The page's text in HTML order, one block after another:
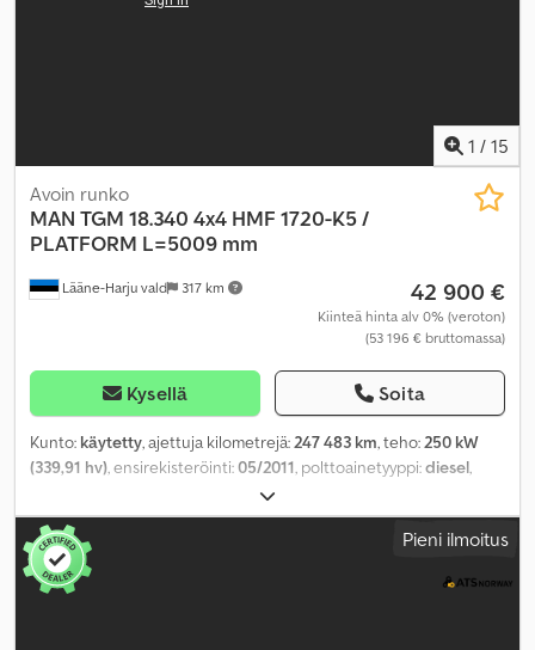
1 / 15
Lääne-Harju vald 317 km
Avoin runko
MAN TGM 18.340 4x4 HMF 1720-K5 /
PLATFORM L=5009 mm
42 900 €
Kiinteä hinta alv 0% (veroton)
(53 196 € bruttomassa)
Kysellä Soita
Kunto: käytetty, ajettuja kilometrejä:247 483 km, teho:250 kW
(339,91 hv), ensirekisteröinti:05/2011, polttoainetyyppi:diesel,
, akseliväli:4 500 mm
vaihteistotyyppi:mekaaninen, päästöluokka:Euro 5, jousitus:
teräs, kokonaispituus: 2 550 mm,
kuormatilan pituus:
kuormatilan korkeus:
, Varusteet:
Pieni ilmoitus